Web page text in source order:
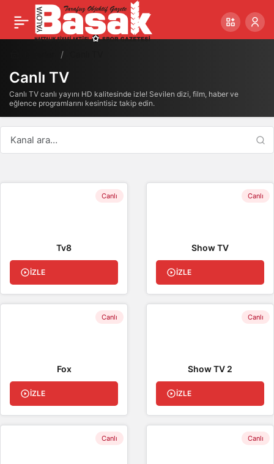
Canlı TV
Canlı TV canlı yayını HD kalitesinde izle! Sevilen dizi, film, haber ve
eğlence programlarını kesintisiz takip edin.
Canlı
Tv8
İZLE
Canlı
Show TV
İZLE
Canlı
Fox
İZLE
Canlı
Show TV 2
İZLE
Canlı Canlı